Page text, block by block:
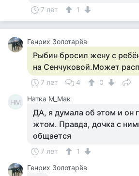
7 лет 1
Генрих Золотарёв
Рыбин бросил жену с
на Сенчуковой.Может
7 лет 4 0
НМ Натка М_Мак
ДА, я думала об этом и он
жтом. Правда, дочка с
общается
7 лет
1
Генрих Золотарёв